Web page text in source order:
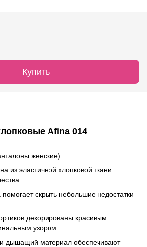
Купить
Afina 014
женские)
из эластичной хлопковой ткани
скрыть небольшие недостатки
декорированы красивым
узором.
дышащий материал обеспечивают